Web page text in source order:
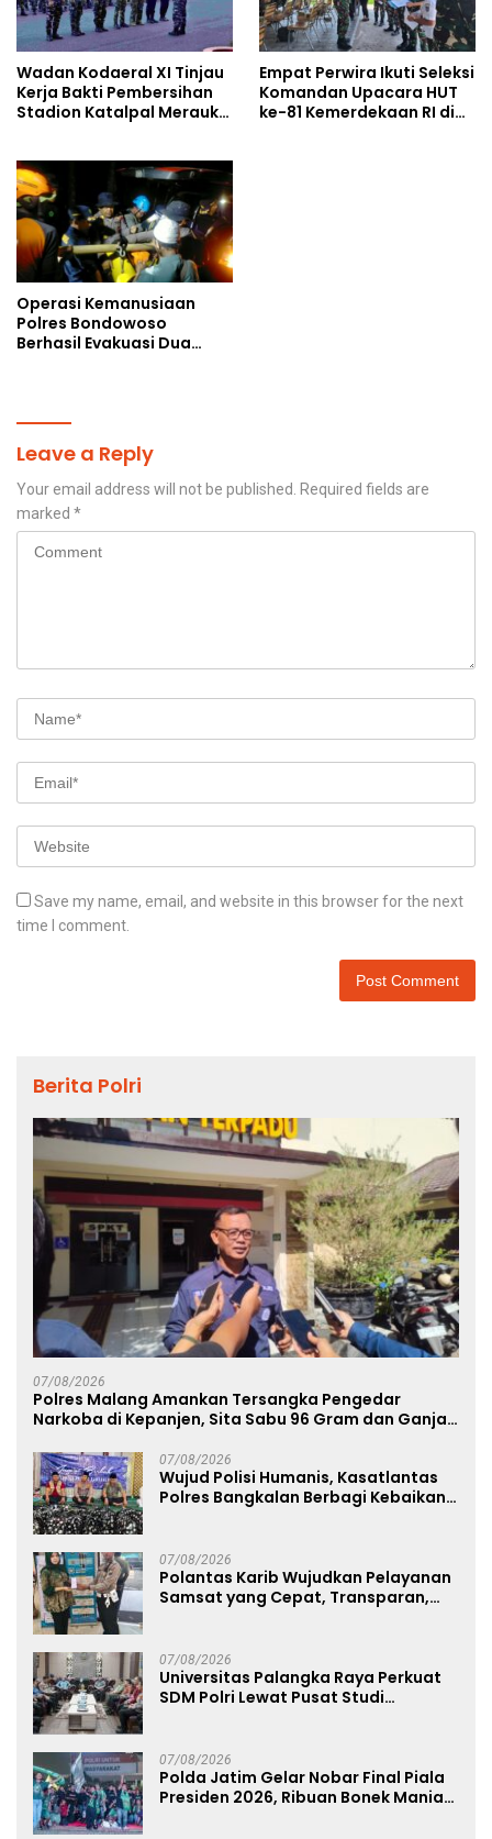
Wadan Kodaeral XI Tinjau
Kerja Bakti Pembersihan
Stadion Katalpal Merauke,
Empat Perwira Ikuti Seleksi
Komandan Upacara HUT
ke-81 Kemerdekaan RI di
Operasi Kemanusiaan
Polres Bondowoso
Berhasil Evakuasi Dua
Leave a Reply
Your email address will not be published.
Required fields are
marked *
Save my name, email, and website in this browser for the next
time I comment.
Berita Polri
07/08/2026
Polres Malang Amankan Tersangka Pengedar
Narkoba di Kepanjen, Sita Sabu 96 Gram dan Ganja
07/08/2026
Wujud Polisi Humanis, Kasatlantas
Polres Bangkalan Berbagi Kebaikan
07/08/2026
Polantas Karib Wujudkan Pelayanan
Samsat yang Cepat, Transparan,
07/08/2026
Universitas Palangka Raya Perkuat
SDM Polri Lewat Pusat Studi
07/08/2026
Polda Jatim Gelar Nobar Final Piala
Presiden 2026, Ribuan Bonek Mania